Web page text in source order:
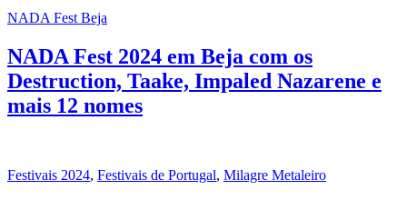
NADA Fest Beja
NADA Fest 2024 em Beja com os
Destruction, Taake, Impaled Nazarene e
mais 12 nomes
Festivais 2024, Festivais de Portugal, Milagre Metaleiro